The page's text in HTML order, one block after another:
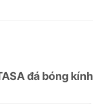
đá bóng kính